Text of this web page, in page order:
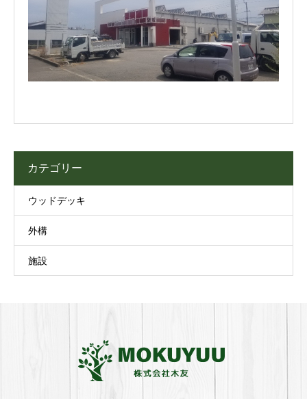
カテゴリー
ウッドデッキ
外構
施設